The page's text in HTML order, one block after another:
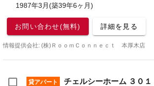
1987年3月(築39年6ヶ月)
お問い合わせ(無料) 詳細を見る
情報提供会社: (株)ＲｏｏｍＣｏｎｎｅｃｔ 本厚木店
貸アパート チェルシーホーム ３０１